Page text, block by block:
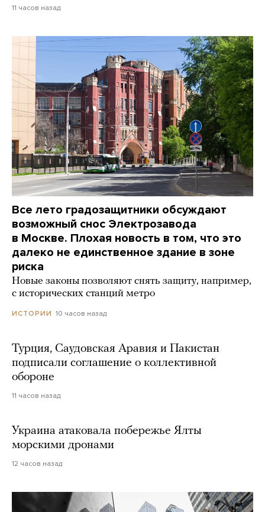
11 часов назад
Все лето градозащитники обсуждают
возможный снос Электрозавода
в Москве. Плохая новость в том, что это
далеко не единственное здание в зоне
риска
Новые законы позволяют снять защиту, например,
с исторических станций метро
ИСТОРИИ 10 часов назад
Турция, Саудовская Аравия и Пакистан
подписали соглашение о коллективной
обороне
11 часов назад
Украина атаковала побережье Ялты
морскими дронами
12 часов назад